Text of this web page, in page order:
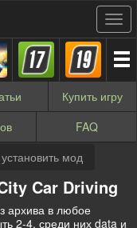
Купить игру
FAQ
мод
Car Driving
архива в любое
2-4, среди них data и